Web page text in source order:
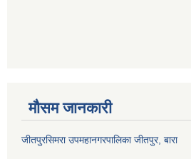
मौसम जानकारी
जीतपुरसिमरा उपमहानगरपालिका जीतपुर, बारा